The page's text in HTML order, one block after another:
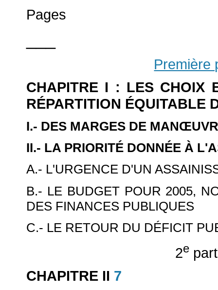
Pages
Première
CHAPITRE I : LES CHOIX
RÉPARTITION ÉQUITABLE
I.- DES MARGES DE MAN
II.- LA PRIORITÉ DONNÉE À
A.- L'URGENCE D'UN
B.- LE BUDGET POUR 2005,
DES FINANCES PUBLIQUES
C.- LE RETOUR DU DÉFICIT
2e
CHAPITRE II 7